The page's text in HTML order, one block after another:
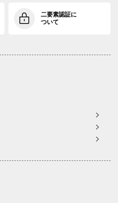
二要素認証に
ついて